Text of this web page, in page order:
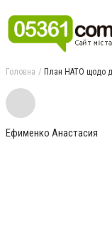
Головна План НАТО щодо
Ефименко Анастасия